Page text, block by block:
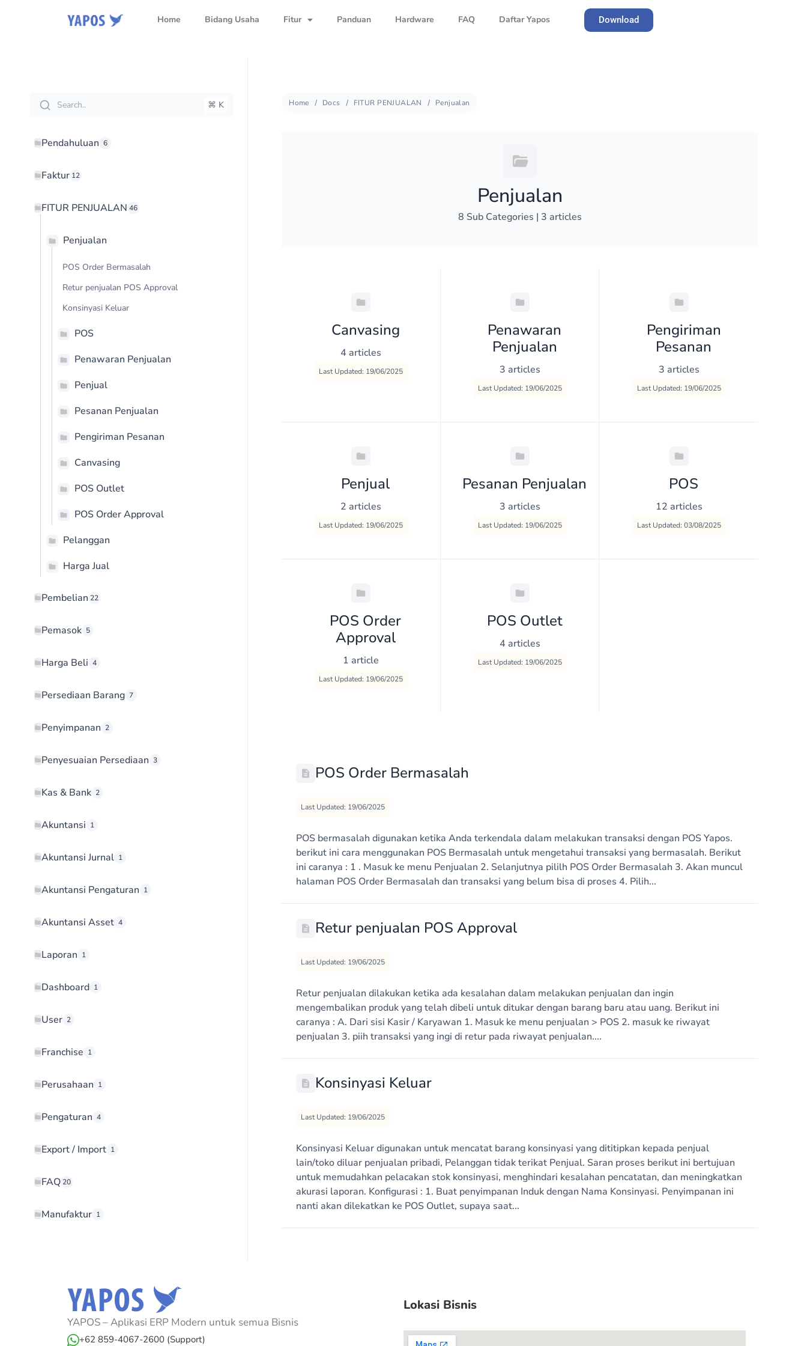
Home Bidang Usaha Fitur Panduan Hardware FAQ Daftar Yapos Download
Search.. ⌘ K
Pendahuluan 6
Faktur 12
FITUR PENJUALAN 46
Penjualan
POS Order Bermasalah
Retur penjualan POS Approval
Konsinyasi Keluar
POS
Penawaran Penjualan
Penjual
Pesanan Penjualan
Pengiriman Pesanan
Canvasing
POS Outlet
POS Order Approval
Pelanggan
Harga Jual
Pembelian 22
Pemasok 5
Harga Beli 4
Persediaan Barang 7
Penyimpanan 2
Penyesuaian Persediaan 3
Kas & Bank 2
Akuntansi 1
Akuntansi Jurnal 1
Akuntansi Pengaturan 1
Akuntansi Asset 4
Laporan 1
Dashboard 1
User 2
Franchise 1
Perusahaan 1
Pengaturan 4
Export / Import 1
FAQ 20
Manufaktur 1
Home Docs FITUR PENJUALAN Penjualan
Penjualan
8 Sub Categories | 3 articles
Canvasing
4 articles
Last Updated: 19/06/2025
Penawaran
Penjualan
3 articles
Last Updated: 19/06/2025
Pengiriman
Pesanan
3 articles
Last Updated: 19/06/2025
Penjual
2 articles
Last Updated: 19/06/2025
Pesanan Penjualan
3 articles
Last Updated: 19/06/2025
POS
12 articles
Last Updated: 03/08/2025
POS Order
Approval
1 article
Last Updated: 19/06/2025
POS Outlet
4 articles
Last Updated: 19/06/2025
POS Order Bermasalah
Last Updated: 19/06/2025
POS bermasalah digunakan ketika Anda terkendala dalam melakukan transaksi dengan POS Yapos.
berikut ini cara menggunakan POS Bermasalah untuk mengetahui transaksi yang bermasalah. Berikut
ini caranya : 1 . Masuk ke menu Penjualan 2. Selanjutnya pililh POS Order Bermasalah 3. Akan muncul
halaman POS Order Bermasalah dan transaksi yang belum bisa di proses 4. Pilih...
Retur penjualan POS Approval
Last Updated: 19/06/2025
Retur penjualan dilakukan ketika ada kesalahan dalam melakukan penjualan dan ingin
mengembalikan produk yang telah dibeli untuk ditukar dengan barang baru atau uang. Berikut ini
caranya : A. Dari sisi Kasir / Karyawan 1. Masuk ke menu penjualan > POS 2. masuk ke riwayat
penjualan 3. piih transaksi yang ingi di retur pada riwayat penjualan....
Konsinyasi Keluar
Last Updated: 19/06/2025
Konsinyasi Keluar digunakan untuk mencatat barang konsinyasi yang dititipkan kepada penjual
lain/toko diluar penjualan pribadi, Pelanggan tidak terikat Penjual. Saran proses berikut ini bertujuan
untuk memudahkan pelacakan stok konsinyasi, menghindari kesalahan pencatatan, dan meningkatkan
akurasi laporan. Konfigurasi : 1. Buat penyimpanan Induk dengan Nama Konsinyasi. Penyimpanan ini
nanti akan dilekatkan ke POS Outlet, supaya saat...
YAPOS – Aplikasi ERP Modern untuk semua Bisnis
+62 859-4067-2600 (Support)
Lokasi Bisnis